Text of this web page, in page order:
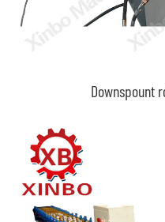
Downspount